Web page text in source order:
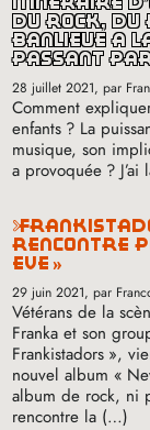
du rock, du
banlieue à
passant
28 juillet 2021, par
Comment
enfants ? La
musique, son
a provoquée ?
frankistadors :
rencontre
eve »
29 juin 2021, par
Vétérans de la
Franka et son
Frankistadors »,
nouvel album «
album de rock, ni
rencontre la (…)